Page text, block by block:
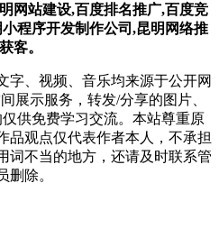
网站建设,百度排名推广,百度竞
小程序开发制作公司,昆明网络推
客。
字、视频、音乐均来源于公开网
展示服务，转发/分享的图片、
供免费学习交流。本站尊重原
品观点仅代表作者本人，不承担
词不当的地方，还请及时联系管
删除。